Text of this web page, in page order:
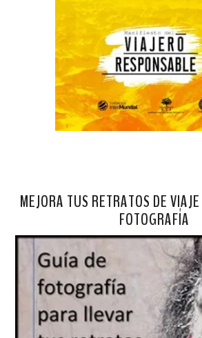
MEJORA TUS RETRATOS DE
FOTOGRAFÍA